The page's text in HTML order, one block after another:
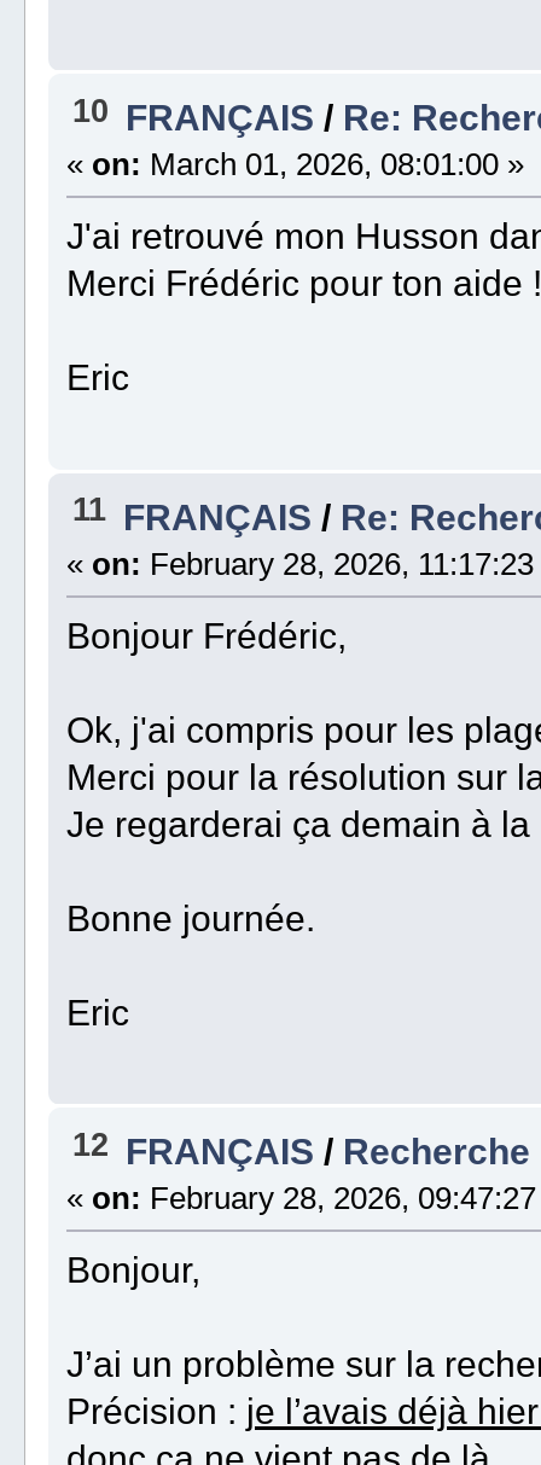
10 FRANÇAIS / Re:
« on: March 01, 2026, 08:01:00 »
J'ai retrouvé mon Husson
Merci Frédéric pour ton aide !
Eric
11 FRANÇAIS / Re:
« on: February 28, 2026, 11:17:23
Bonjour Frédéric,
Ok, j'ai compris pour les
Merci pour la résolution sur
Je regarderai ça demain à la
Bonne journée.
Eric
12 FRANÇAIS /
« on: February 28, 2026,
Bonjour,
J’ai un problème sur la
Précision : je l’avais déjà